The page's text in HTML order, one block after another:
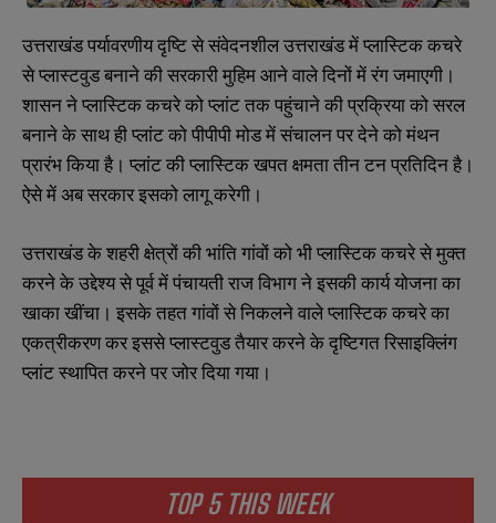
TOP 5 THIS WEEK
उत्तराखंड पर्यावरणीय दृष्टि से संवेदनशील उत्तराखंड में प्लास्टिक कचरे
से प्लास्टवुड बनाने की सरकारी मुहिम आने वाले दिनों में रंग जमाएगी।
शासन ने प्लास्टिक कचरे को प्लांट तक पहुंचाने की प्रक्रिया को सरल
बनाने के साथ ही प्लांट को पीपीपी मोड में संचालन पर देने को मंथन
प्रारंभ किया है। प्लांट की प्लास्टिक खपत क्षमता तीन टन प्रतिदिन है।
ऐसे में अब सरकार इसको लागू करेगी।
उत्तराखंड के शहरी क्षेत्रों की भांति गांवों को भी प्लास्टिक कचरे से मुक्त
करने के उद्देश्य से पूर्व में पंचायती राज विभाग ने इसकी कार्य योजना का
खाका खींचा। इसके तहत गांवों से निकलने वाले प्लास्टिक कचरे का
एकत्रीकरण कर इससे प्लास्टवुड तैयार करने के दृष्टिगत रिसाइक्लिंग
प्लांट स्थापित करने पर जोर दिया गया।